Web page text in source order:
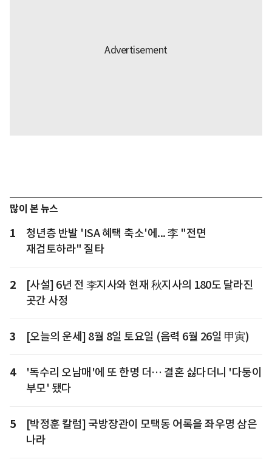
많이 본 뉴스
1
청년층 반발 'ISA 혜택 축소'에... 李 "전면
재검토하라" 질타
2
[사설] 6년 전 李지사와 현재 秋지사의 180도 달라진
곳간 사정
3 [오늘의 운세] 8월 8일 토요일 (음력 6월 26일 甲寅)
4
'독수리 오남매'에 또 한명 더… 결혼 싫다더니 '다둥이
부모' 됐다
5
[박정훈 칼럼] 국방장관이 모택동 어록을 좌우명 삼은
나라